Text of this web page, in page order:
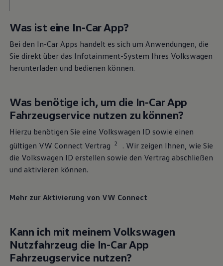
Weitere Informationen zu Ihren verfügbaren Diensten
erhalten Sie im Kundenportal
myVolkswagen
oder in Ihrer
Volkswagen
der einzelnen Dienste für Ihr Fahrzeug:
Verfügbarkeit prüfen
Startseite Besitzer & Service
Software, Konnektivität & Apps
VW Connect für andere Modelle
Grundlegende Funktionen, wie das gesetzlich
vorgegebene Notrufsystem eCall und der
WLAN-Hotspot stehen Ihnen ohne den Abschluss
Was ist eine In-Car App?
Bei den In-Car Apps handelt es sich um Anwendungen, die
Sie direkt über das Infotainment-System Ihres Volkswagen
herunterladen und bedienen können.
Was benötige ich, um die In-Car App
Fahrzeugservice nutzen zu können?
Hierzu benötigen Sie eine Volkswagen ID sowie einen
gültigen VW Connect Vertrag
2
. Wir zeigen Ihnen, wie Sie
die Volkswagen ID erstellen sowie den Vertrag abschließen
und aktivieren können.
Mehr zur Aktivierung von VW Connect
Kann ich mit meinem Volkswagen
Nutzfahrzeug die In-Car App
Fahrzeugservice nutzen?